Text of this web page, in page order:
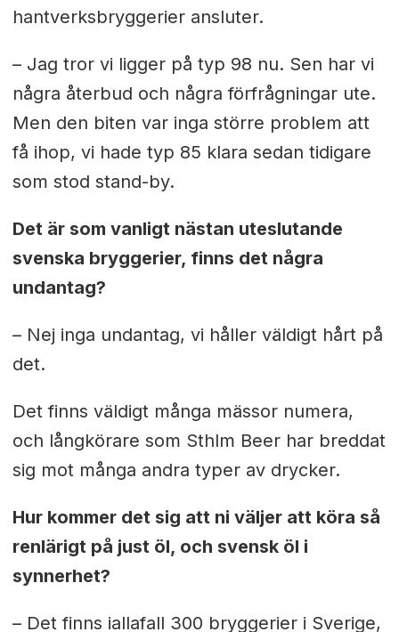
hantverksbryggerier ansluter.
– Jag tror vi ligger på typ 98 nu. Sen har vi
några återbud och några förfrågningar ute.
Men den biten var inga större problem att
få ihop, vi hade typ 85 klara sedan tidigare
som stod stand-by.
Det är som vanligt nästan uteslutande
svenska bryggerier, finns det några
undantag?
– Nej inga undantag, vi håller väldigt hårt på
det.
Det finns väldigt många mässor numera,
och långkörare som Sthlm Beer har breddat
sig mot många andra typer av drycker.
Hur kommer det sig att ni väljer att köra så
renlärigt på just öl, och svensk öl i
synnerhet?
– Det finns iallafall 300 bryggerier i Sverige,